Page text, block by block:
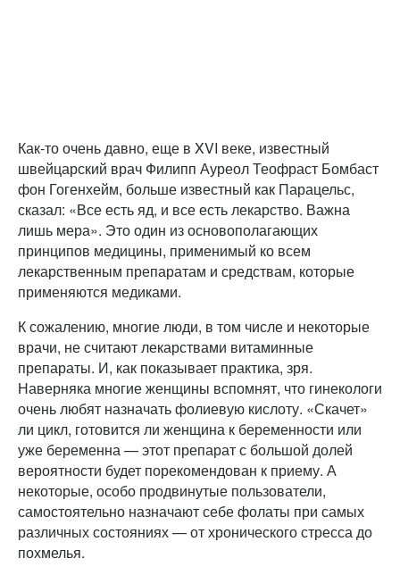
Как-то очень давно, еще в XVI веке, известный
швейцарский врач Филипп Ауреол Теофраст Бомбаст
фон Гогенхейм, больше известный как Парацельс,
сказал: «Все есть яд, и все есть лекарство. Важна
лишь мера». Это один из основополагающих
принципов медицины, применимый ко всем
лекарственным препаратам и средствам, которые
применяются медиками.
К сожалению, многие люди, в том числе и некоторые
врачи, не считают лекарствами витаминные
препараты. И, как показывает практика, зря.
Наверняка многие женщины вспомнят, что гинекологи
очень любят назначать фолиевую кислоту. «Скачет»
ли цикл, готовится ли женщина к беременности или
уже беременна — этот препарат с большой долей
вероятности будет порекомендован к приему. А
некоторые, особо продвинутые пользователи,
самостоятельно назначают себе фолаты при самых
различных состояниях — от хронического стресса до
похмелья.